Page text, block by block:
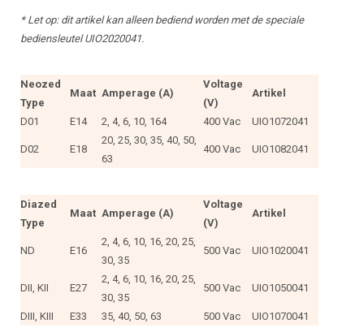
* Let op: dit artikel kan alleen bediend worden met de speciale
bediensleutel UIO2020041.
Neozed
Type
Maat Amperage (A)
Voltage
(V)
Artikel
D01 E14 2, 4, 6, 10, 164 400 Vac UIO1072041
D02 E18
20, 25, 30, 35, 40, 50,
63
400 Vac UIO1082041
Diazed
Type
Maat Amperage (A)
Voltage
(V)
Artikel
ND E16
2, 4, 6, 10, 16, 20, 25,
30, 35
500 Vac UIO1020041
DII, KII E27
2, 4, 6, 10, 16, 20, 25,
30, 35
500 Vac UIO1050041
DIII, KIII E33 35, 40, 50, 63 500 Vac UIO1070041